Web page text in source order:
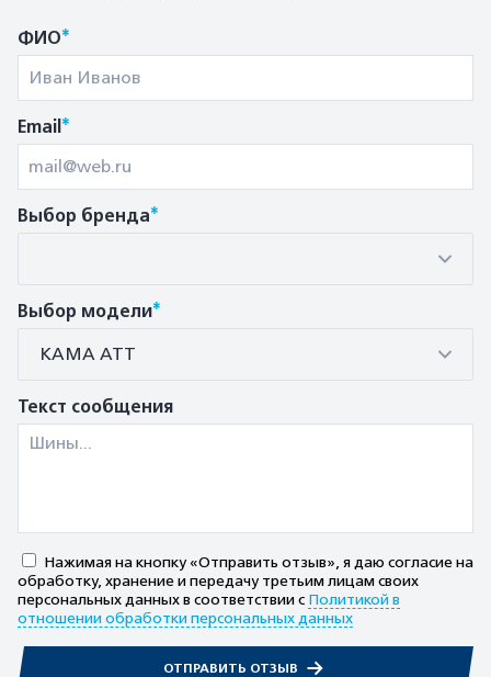
ФИО*
Email*
Выбор бренда*
Выбор модели*
КАМА АТТ
Текст сообщения
Нажимая на кнопку «Отправить отзыв», я даю согласие на
обработку, хранение и передачу третьим лицам своих
персональных данных в соответствии с Политикой в
отношении обработки персональных данных
ОТПРАВИТЬ ОТЗЫВ